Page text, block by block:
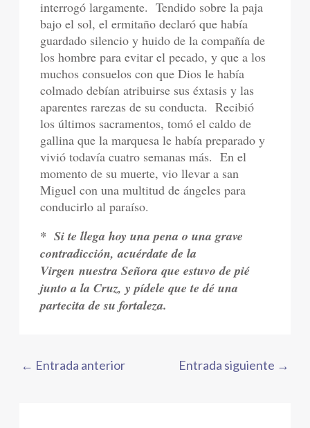
interrogó largamente. Tendido sobre la paja
bajo el sol, el ermitaño declaró que había
guardado silencio y huido de la compañía de
los hombre para evitar el pecado, y que a los
muchos consuelos con que Dios le había
colmado debían atribuirse sus éxtasis y las
aparentes rarezas de su conducta. Recibió
los últimos sacramentos, tomó el caldo de
gallina que la marquesa le había preparado y
vivió todavía cuatro semanas más. En el
momento de su muerte, vio llevar a san
Miguel con una multitud de ángeles para
conducirlo al paraíso.
* Si te llega hoy una pena o una grave
contradicción, acuérdate de la
Virgen nuestra Señora que estuvo de pié
junto a la Cruz, y pídele que te dé una
partecita de su fortaleza.
← Entrada anterior Entrada siguiente →